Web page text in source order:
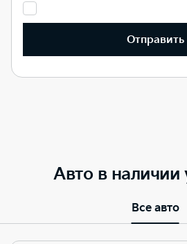
Отправить
Авто в наличии
Все авто